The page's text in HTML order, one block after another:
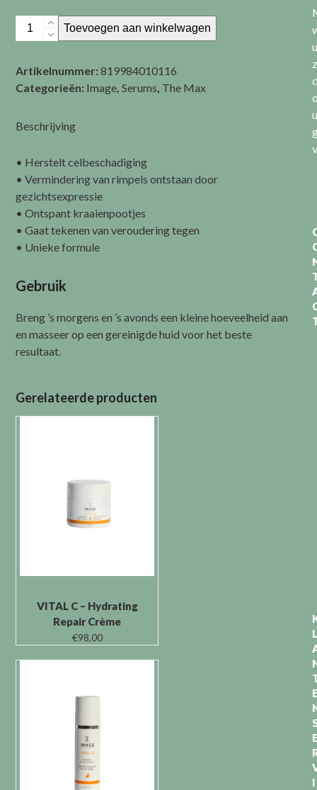
THE
MAX
Stem
Cell
aantal
Toevoegen aan winkelwagen
Artikelnummer:819984010116
Categorieën: Image,Serums, The Max
Beschrijving
• Herstelt celbeschadiging
• Vermindering van rimpels ontstaan door
gezichtsexpressie
• Ontspant kraaienpootjes
• Gaat tekenen van veroudering tegen
• Unieke formule
Gebruik
Breng ’s morgens en ’s avonds een kleine hoeveelheid aan
en masseer op een gereinigde huid voor het beste
resultaat.
Gerelateerde producten
VITAL C – Hydrating
Repair Crème
€98,00
u
L
I